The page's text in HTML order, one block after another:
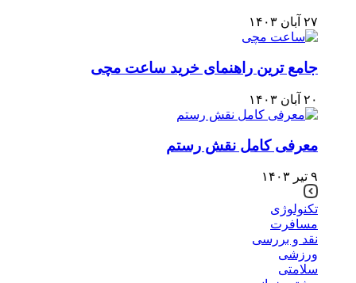
۲۷ آبان ۱۴۰۳
جامع ترین راهنمای خرید ساعت مچی
۲۰ آبان ۱۴۰۳
معرفی کامل نقش رستم
۹ تیر ۱۴۰۳
تکنولوژی
مسافرت
نقد و بررسی
ورزشی
سلامتی